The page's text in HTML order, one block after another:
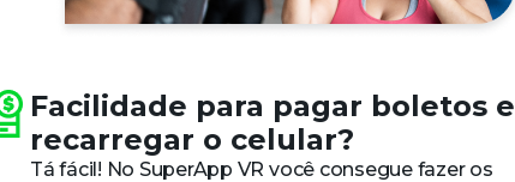
Facilidade para pagar boletos e
recarregar o celular?
Tá fácil! No SuperApp VR você consegue fazer os